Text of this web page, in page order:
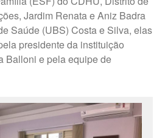
de Leite
Trabalhe Conosco Geral
Trabalhe Conosco Campos
Trabalhe Conosco Marília – ESF
Trabalhe Conosco Oscar
Jardim Renata e Aniz Badra
Saúde (UBS) Costa e Silva, elas
presidente da instituição
Balloni e pela equipe de